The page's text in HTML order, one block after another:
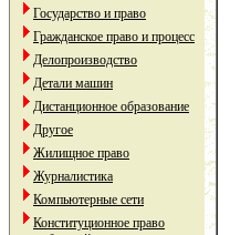
Государство и право
Гражданское право и процесс
Делопроизводство
Детали машин
Дистанционное образование
Другое
Жилищное право
Журналистика
Компьютерные сети
Конституционное право